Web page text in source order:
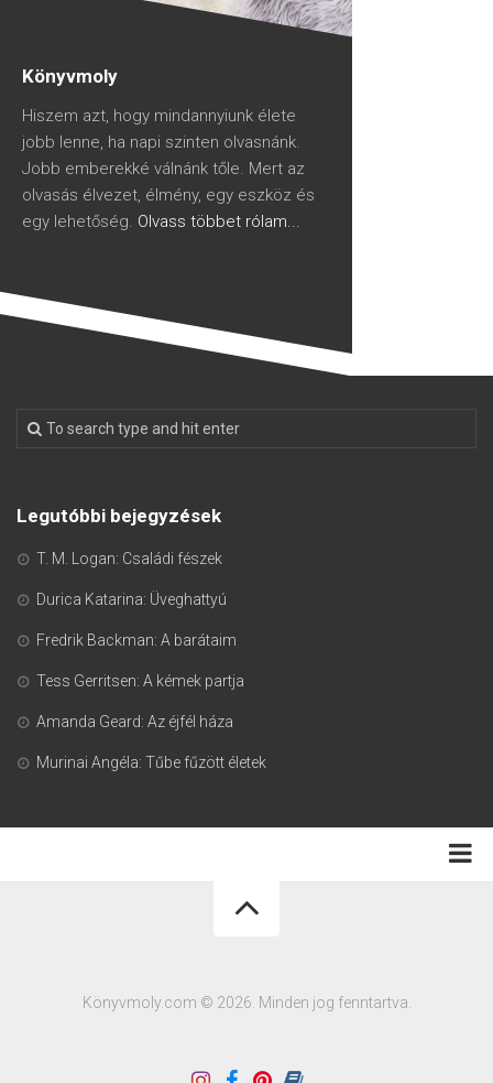
Könyvmoly
Hiszem azt, hogy mindannyiunk élete
jobb lenne, ha napi szinten olvasnánk.
Jobb emberekké válnánk tőle. Mert az
olvasás élvezet, élmény, egy eszköz és
egy lehetőség. Olvass többet rólam...
Legutóbbi bejegyzések
T. M. Logan: Családi fészek
Durica Katarina: Üveghattyú
Fredrik Backman: A barátaim
Tess Gerritsen: A kémek partja
Amanda Geard: Az éjfél háza
Murinai Angéla: Tűbe fűzött életek
Könyvmoly.com © 2026. Minden jog fenntartva.